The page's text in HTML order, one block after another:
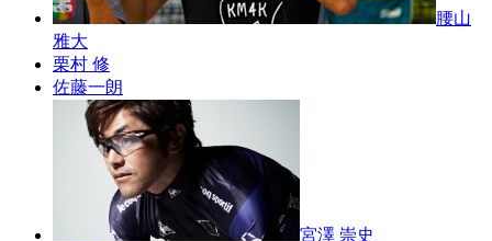
腰山
雅大
栗村 修
佐藤一朗
宮澤 崇史